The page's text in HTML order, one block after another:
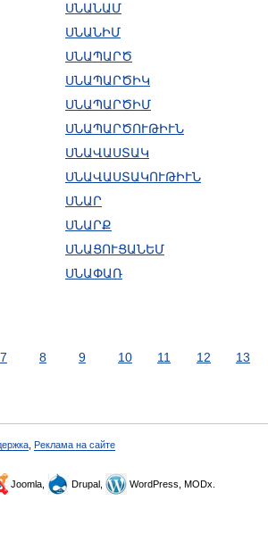
ՍՆԱՆԱՄ
ՍՆԱՆԻՄ
ՍՆԱՊԱՐԾ
ՍՆԱՊԱՐԾԻԿ
ՍՆԱՊԱՐԾԻՄ
ՍՆԱՊԱՐԾՈՒԹԻՒՆ
ՍՆԱՎԱՍՏԱԿ
ՍՆԱՎԱՍՏԱԿՈՒԹԻՒՆ
ՍՆԱՐ
ՍՆԱՐՔ
ՍՆԱՑՈՒՑԱՆԵՄ
ՍՆԱՓԱՌ
7 8 9 10 11 12 13
Реклама на сайте
Joomla, Drupal, WordPress, MODx.